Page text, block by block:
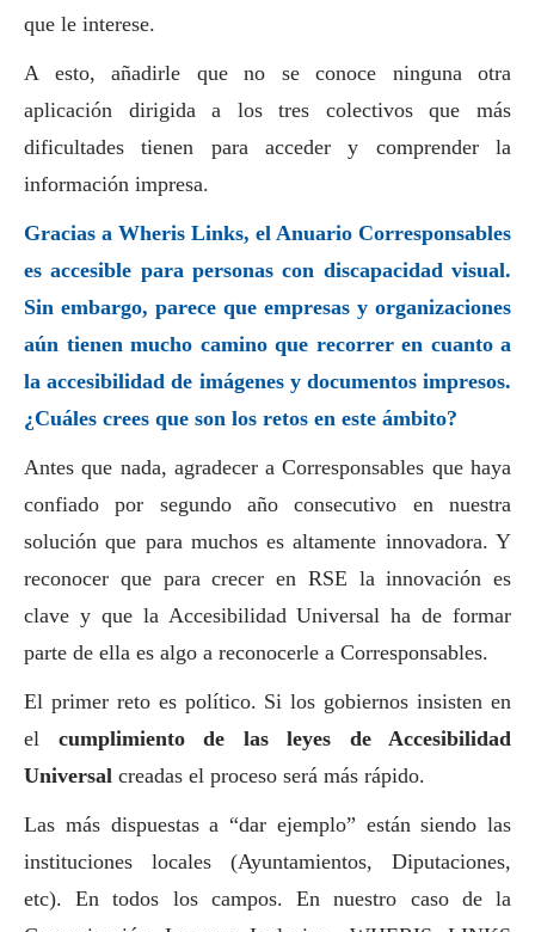
que le interese.
A esto, añadirle que no se conoce ninguna otra
aplicación dirigida a los tres colectivos que más
dificultades tienen para acceder y comprender la
información impresa.
Gracias a Wheris Links, el Anuario Corresponsables
es accesible para personas con discapacidad visual.
Sin embargo, parece que empresas y organizaciones
aún tienen mucho camino que recorrer en cuanto a
la accesibilidad de imágenes y documentos impresos.
¿Cuáles crees que son los retos en este ámbito?
Antes que nada, agradecer aCorresponsables que haya
confiado por segundo año consecutivo en nuestra
solución que para muchos es altamente innovadora. Y
reconocer que para crecer en RSE la innovación es
clave y que la Accesibilidad Universal ha de formar
parte de ella es algo a reconocerle a Corresponsables.
El primer reto es político. Si los gobiernos insisten en
el cumplimiento de las leyes de Accesibilidad
Universal creadas el proceso será más rápido.
Las más dispuestas a “dar ejemplo” están siendo las
instituciones locales (Ayuntamientos, Diputaciones,
etc). En todos los campos. En nuestro caso de la